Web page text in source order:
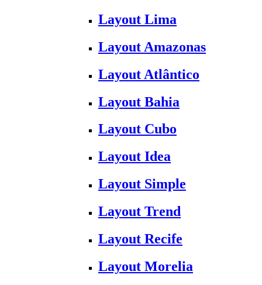
Layout Lima
Layout Amazonas
Layout Atlântico
Layout Bahia
Layout Cubo
Layout Idea
Layout Simple
Layout Trend
Layout Recife
Layout Morelia